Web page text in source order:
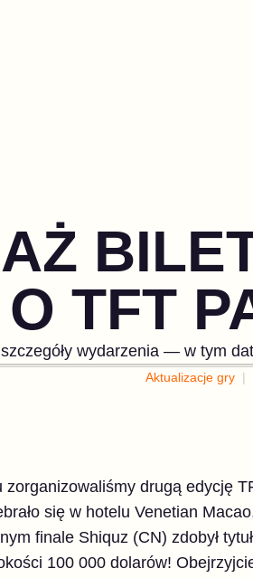
O TFT
wydarzenia — w tym
Aktualizacje gry
zorganizowaliśmy drugą edycję
się w hotelu Venetian
finale Shiquz (CN) zdobył
100 000 dolarów!